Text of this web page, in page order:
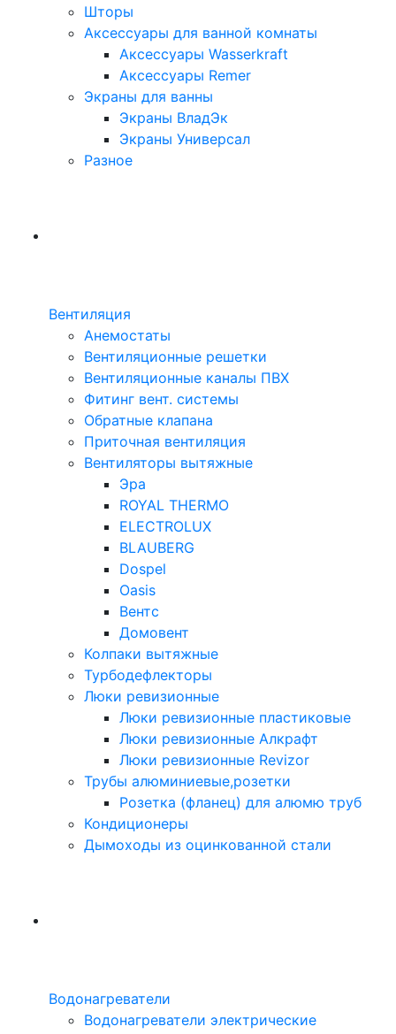
Шторы
Аксессуары для ванной комнаты
Аксессуары Wasserkraft
Аксессуары Remer
Экраны для ванны
Экраны ВладЭк
Экраны Универсал
Разное
Вентиляция
Анемостаты
Вентиляционные решетки
Вентиляционные каналы ПВХ
Фитинг вент. системы
Обратные клапана
Приточная вентиляция
Вентиляторы вытяжные
Эра
ROYAL THERMO
ELECTROLUX
BLAUBERG
Dospel
Oasis
Вентс
Домовент
Колпаки вытяжные
Турбодефлекторы
Люки ревизионные
Люки ревизионные пластиковые
Люки ревизионные Алкрафт
Люки ревизионные Revizor
Трубы алюминиевые,розетки
Розетка (фланец) для алюмю труб
Кондиционеры
Дымоходы из оцинкованной стали
Водонагреватели
Водонагреватели электрические